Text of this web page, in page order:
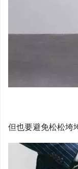
但也要避免松松垮